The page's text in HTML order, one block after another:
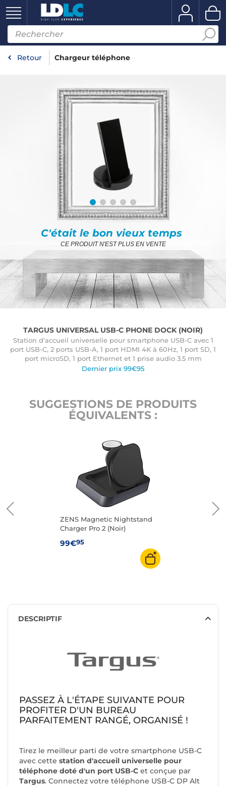
Retour Chargeur téléphone
C'était le bon vieux temps
CE PRODUIT N'EST PLUS EN VENTE
TARGUS UNIVERSAL USB-C PHONE DOCK (NOIR)
Station d'accueil universelle pour smartphone USB-C avec 1
port USB-C, 2 ports USB-A, 1 port HDMI 4K à 60Hz, 1 port SD, 1
port microSD, 1 port Ethernet et 1 prise audio 3.5 mm
Dernier prix 99€95
SUGGESTIONS DE PRODUITS
ÉQUIVALENTS :
ZENS Magnetic Nightstand
Charger Pro 2 (Noir)
99€95
DESCRIPTIF
PASSEZ À L'ÉTAPE SUIVANTE POUR
PROFITER D'UN BUREAU
PARFAITEMENT RANGÉ, ORGANISÉ !
Tirez le meilleur parti de votre smartphone USB-C
avec cette station d'accueil universelle pour
téléphone doté d'un port USB-C et conçue par
Targus. Connectez votre téléphone USB-C DP Alt